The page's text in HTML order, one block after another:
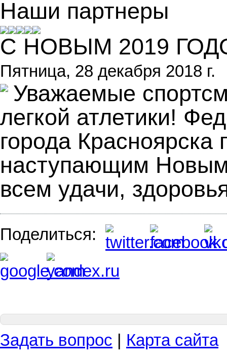
Наши партнеры
С НОВЫМ 2019
Пятница, 28 декабря 2018 г.
Уважаемые
легкой атлетики!
города Красноярска
наступающим
всем удачи,
Поделиться:
Задать вопрос Карта сайта